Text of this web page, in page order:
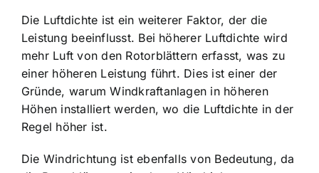
Die Luftdichte ist ein weiterer Faktor, der die
Leistung beeinflusst. Bei höherer Luftdichte wird
mehr Luft von den Rotorblättern erfasst, was zu
einer höheren Leistung führt. Dies ist einer der
Gründe, warum Windkraftanlagen in höheren
Höhen installiert werden, wo die Luftdichte in der
Regel höher ist.
Die Windrichtung ist ebenfalls von Bedeutung, da